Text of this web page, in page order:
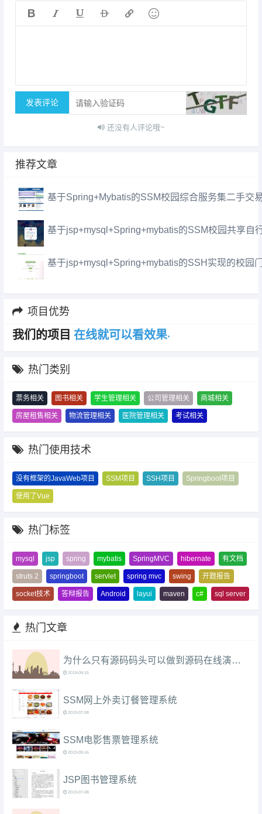
     
发表评论
还没有人评论哦~
推荐文章
基于Spring+Mybatis的SSM校园综合服务集二手交
基于jsp+mysql+Spring+mybatis的SSM校园共享自
基于jsp+mysql+Spring+mybatis的SSH实现的校园
项目优势
我们的项目 就可 以看效果.
热门类别
票务相关 图书相关 学生管理相关 公司管理相关 商城相关
房屋租售相关 物流管理相关 医院管理相关 考试相关
热门使用技术
没有框架的JavaWeb项目 SSM项目 SSH项目 Springboot项目
使用了Vue
热门标签
mysql jsp spring mybatis SpringMVC hibernate 有文档
struts 2 springboot servlet spring mvc swing 开题报告
socket技术 答辩报告 Android layui maven c# sql server
热门文章
为什么只有源码码头可以做到源码在线演示（附本站使用教程）？
2019-09-15
SSM网上外卖订餐管理系统
2019-07-08
SSM电影售票管理系统
2019-09-16
JSP图书管理系统
2019-07-08